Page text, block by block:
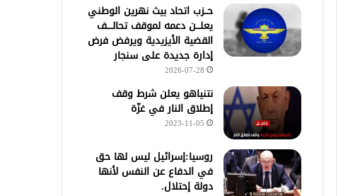
حــزب اتحاد بيث نهرين الوطني
يعلـــن دعمه لموقف تحالــــف
القضية الأيزيدية ويرفض فرض
إدارة جديدة على سنجار
2026-07-28
نتنياهو يعلن شرط وقف
إطلاق النار في غزّة
2023-11-05
روسيا:إسرائيل ليس لها حق
في الدفاع عن النفس لأنها
دولة إحتلال.